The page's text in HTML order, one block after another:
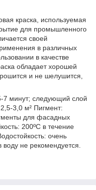
краска, используемая
для промышленного
своей
в различных
в качестве
обладает хорошей
и не шелушится,
7 минут; следующий слой
3,0 м² Пигмент:
для фасадных
200ºC в течение
очень
не рекомендуется.